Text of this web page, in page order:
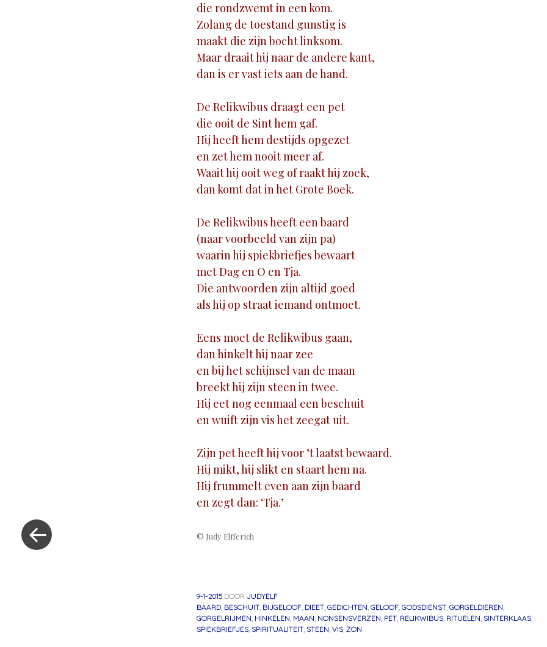
die rondzwemt in een kom.
Zolang de toestand gunstig is
maakt die zijn bocht linksom.
Maar draait hij naar de andere kant,
dan is er vast iets aan de hand.
De Relikwibus draagt een pet
die ooit de Sint hem gaf.
Hij heeft hem destijds opgezet
en zet hem nooit meer af.
Waait hij ooit weg of raakt hij zoek,
dan komt dat in het Grote Boek.
De Relikwibus heeft een baard
(naar voorbeeld van zijn pa)
waarin hij spiekbriefjes bewaart
met Dag en O en Tja.
Die antwoorden zijn altijd goed
als hij op straat iemand ontmoet.
Eens moet de Relikwibus gaan,
dan hinkelt hij naar zee
en bij het schijnsel van de maan
breekt hij zijn steen in twee.
Hij eet nog eenmaal een beschuit
en wuift zijn vis het zeegat uit.
Zijn pet heeft hij voor ’t laatst bewaard.
Hij mikt, hij slikt en staart hem na.
Hij frummelt even aan zijn baard
en zegt dan: ‘Tja.’
© Judy Elfferich
9-1-2015 DOOR JUDYELF
BAARD, BESCHUIT, BIJGELOOF, DIEET, GEDICHTEN, GELOOF, GODSDIENST, GORGELDIEREN,
GORGELRIJMEN, HINKELEN, MAAN, NONSENSVERZEN, PET, RELIKWIBUS, RITUELEN, SINTERKLAAS,
SPIEKBRIEFJES, SPIRITUALITEIT, STEEN, VIS, ZON
Vorig
bericht